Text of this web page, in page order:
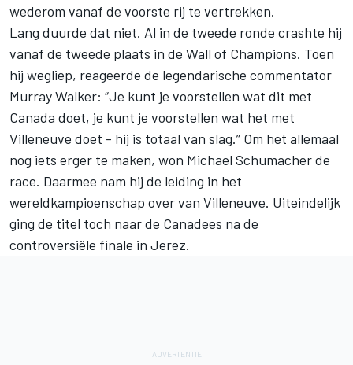
wederom vanaf de voorste rij te vertrekken.
Lang duurde dat niet. Al in de tweede ronde crashte hij
vanaf de tweede plaats in de Wall of Champions. Toen
hij wegliep, reageerde de legendarische commentator
Murray Walker: “Je kunt je voorstellen wat dit met
Canada doet, je kunt je voorstellen wat het met
Villeneuve doet - hij is totaal van slag.” Om het allemaal
nog iets erger te maken, won Michael Schumacherde
race. Daarmee nam hij de leiding in het
wereldkampioenschap over van Villeneuve. Uiteindelijk
ging de titel toch naar de Canadees na de
controversiële finale in Jerez.